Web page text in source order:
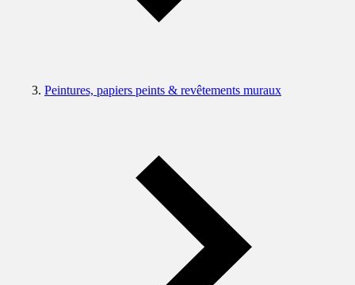
Peintures, papiers peints & revêtements muraux